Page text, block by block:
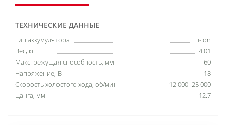
ТЕХНИЧЕСКИЕ ДАННЫЕ
Тип аккумулятора
Li-ion
Вес, кг
4.01
Макс. режущая способность, мм
60
Напряжение, В
18
Скорость холостого хода, об/мин
12 000–25 000
Цанга, мм
12.7